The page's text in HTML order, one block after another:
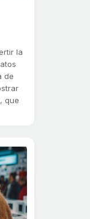
la
de
que